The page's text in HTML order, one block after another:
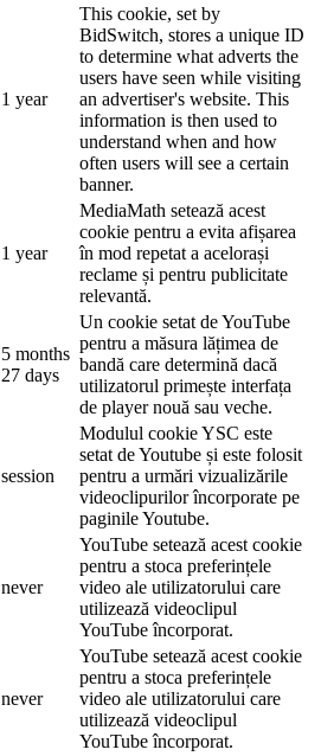
1 year
This cookie, set by
BidSwitch, stores a unique ID
to determine what adverts the
users have seen while visiting
an advertiser's website. This
information is then used to
understand when and how
often users will see a certain
banner.
1 year
MediaMath setează acest
cookie pentru a evita afișarea
în mod repetat a acelorași
reclame și pentru publicitate
relevantă.
5 months
27 days
Un cookie setat de YouTube
pentru a măsura lățimea de
bandă care determină dacă
utilizatorul primește interfața
de player nouă sau veche.
session
Modulul cookie YSC este
setat de Youtube și este folosit
pentru a urmări vizualizările
videoclipurilor încorporate pe
paginile Youtube.
never
YouTube setează acest cookie
pentru a stoca preferințele
video ale utilizatorului care
utilizează videoclipul
YouTube încorporat.
never
YouTube setează acest cookie
pentru a stoca preferințele
video ale utilizatorului care
utilizează videoclipul
YouTube încorporat.